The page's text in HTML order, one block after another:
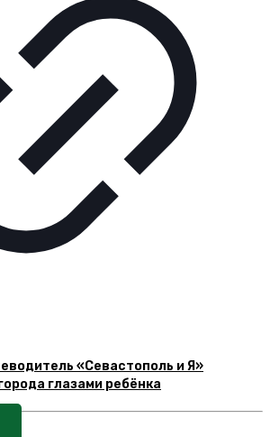
«Севастополь и Я»
глазами ребёнка